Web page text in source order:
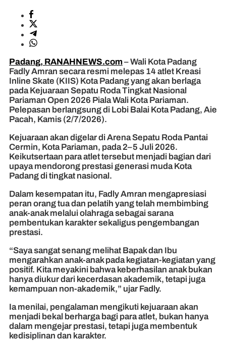
Padang, RANAHNEWS.com– Wali Kota Padang
Fadly Amran secara resmi melepas 14 atlet Kreasi
Inline Skate (KIIS) Kota Padang yang akan berlaga
pada Kejuaraan Sepatu Roda Tingkat Nasional
Pariaman Open 2026 Piala Wali Kota Pariaman.
Pelepasan berlangsung di Lobi Balai Kota Padang, Aie
Pacah, Kamis (2/7/2026).
Kejuaraan akan digelar di Arena Sepatu Roda Pantai
Cermin, Kota Pariaman, pada 2–5 Juli 2026.
Keikutsertaan para atlet tersebut menjadi bagian dari
upaya mendorong prestasi generasi muda Kota
Padang di tingkat nasional.
Dalam kesempatan itu, Fadly Amran mengapresiasi
peran orang tua dan pelatih yang telah membimbing
anak-anak melalui olahraga sebagai sarana
pembentukan karakter sekaligus pengembangan
prestasi.
“Saya sangat senang melihat Bapak dan Ibu
mengarahkan anak-anak pada kegiatan-kegiatan yang
positif. Kita meyakini bahwa keberhasilan anak bukan
hanya diukur dari kecerdasan akademik, tetapi juga
kemampuan non-akademik,” ujar Fadly.
Ia menilai, pengalaman mengikuti kejuaraan akan
menjadi bekal berharga bagi para atlet, bukan hanya
dalam mengejar prestasi, tetapi juga membentuk
kedisiplinan dan karakter.